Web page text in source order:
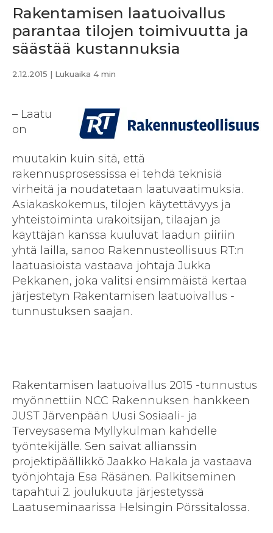
Rakentamisen laatuoivallus
parantaa tilojen toimivuutta ja
säästää kustannuksia
2.12.2015 | Lukuaika 4 min
– Laatu
on
muutakin kuin sitä, että
rakennusprosessissa ei tehdä teknisiä
virheitä ja noudatetaan laatuvaatimuksia.
Asiakaskokemus, tilojen käytettävyys ja
yhteistoiminta urakoitsijan, tilaajan ja
käyttäjän kanssa kuuluvat laadun piiriin
yhtä lailla, sanoo Rakennusteollisuus RT:n
laatuasioista vastaava johtaja Jukka
Pekkanen, joka valitsi ensimmäistä kertaa
järjestetyn Rakentamisen laatuoivallus -
tunnustuksen saajan.
Rakentamisen laatuoivallus 2015 -tunnustus
myönnettiin NCC Rakennuksen hankkeen
JUST Järvenpään Uusi Sosiaali- ja
Terveysasema Myllykulman kahdelle
työntekijälle. Sen saivat allianssin
projektipäällikkö Jaakko Hakala ja vastaava
työnjohtaja Esa Räsänen. Palkitseminen
tapahtui 2. joulukuuta järjestetyssä
Laatuseminaarissa Helsingin Pörssitalossa.